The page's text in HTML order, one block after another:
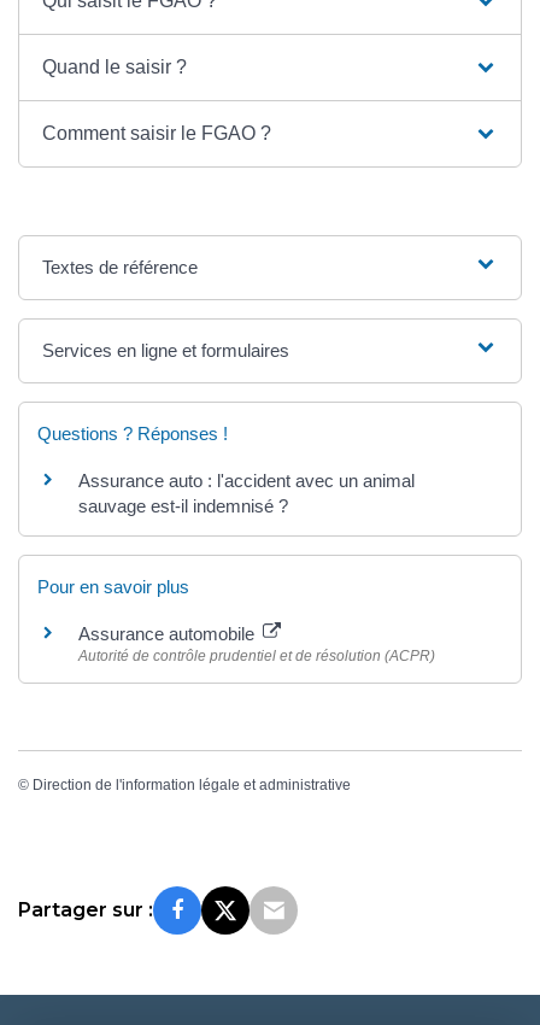
Quand le saisir ?
Comment saisir le FGAO ?
Textes de référence
Services en ligne et formulaires
Questions ? Réponses !
Assurance auto : l'accident avec un animal
sauvage est-il indemnisé ?
Pour en savoir plus
Assurance automobile
Autorité de contrôle prudentiel et de résolution (ACPR)
© Direction de l'information légale et administrative
Partager sur :